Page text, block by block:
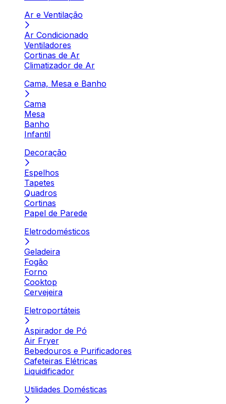
Ar e Ventilação
Ar Condicionado
Ventiladores
Cortinas de Ar
Climatizador de Ar
Cama, Mesa e Banho
Cama
Mesa
Banho
Infantil
Decoração
Espelhos
Tapetes
Quadros
Cortinas
Papel de Parede
Eletrodomésticos
Geladeira
Fogão
Forno
Cooktop
Cervejeira
Eletroportáteis
Aspirador de Pó
Air Fryer
Bebedouros e Purificadores
Cafeteiras Elétricas
Liquidificador
Utilidades Domésticas